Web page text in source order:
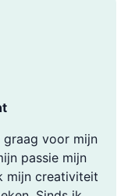
graag voor mijn
passie mijn
mijn creativiteit